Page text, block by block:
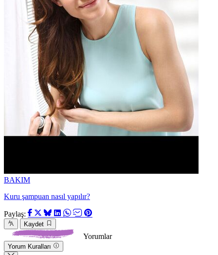
BAKIM
Kuru şampuan nasıl yapılır?
Paylaş:
Kaydet
Yorumlar
Yorum Kuralları